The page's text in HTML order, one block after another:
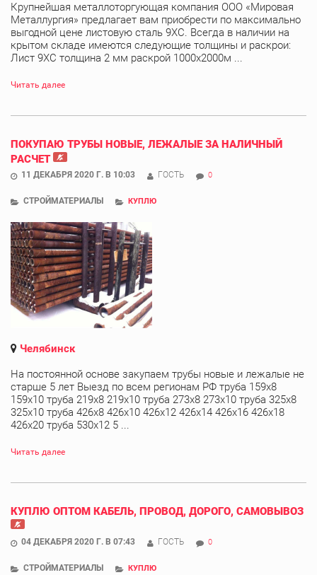
Крупнейшая металлоторгующая компания ООО «Мировая
Металлургия» предлагает вам приобрести по максимально
выгодной цене листовую сталь 9ХС. Всегда в наличии на
крытом складе имеются следующие толщины и раскрои:
Лист 9ХС толщина 2 мм раскрой 1000х2000м ...
Читать далее
ПОКУПАЮ ТРУБЫ НОВЫЕ, ЛЕЖАЛЫЕ ЗА НАЛИЧНЫЙ
РАСЧЕТ
11 ДЕКАБРЯ 2020 Г. В 10:03 ГОСТЬ 0
СТРОЙМАТЕРИАЛЫ КУПЛЮ
Челябинск
На постоянной основе закупаем трубы новые и лежалые не
старше 5 лет Выезд по всем регионам РФ труба 159х8
159х10 труба 219х8 219х10 труба 273х8 273х10 труба 325х8
325х10 труба 426х8 426х10 426х12 426х14 426х16 426х18
426х20 труба 530х12 5 ...
Читать далее
КУПЛЮ ОПТОМ КАБЕЛЬ, ПРОВОД, ДОРОГО, САМОВЫВОЗ
04 ДЕКАБРЯ 2020 Г. В 07:43 ГОСТЬ 0
СТРОЙМАТЕРИАЛЫ КУПЛЮ